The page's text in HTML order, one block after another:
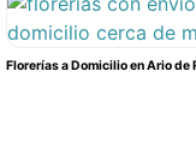
Florerías a Domicilio en Ario de